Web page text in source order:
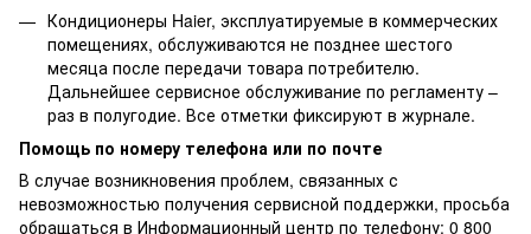
Кондиционеры Haier, эксплуатируемые в коммерческих
помещениях, обслуживаются не позднее шестого
месяца после передачи товара потребителю.
Дальнейшее сервисное обслуживание по регламенту –
раз в полугодие. Все отметки фиксируют в журнале.
Помощь по номеру телефона или по почте
В случае возникновения проблем, связанных с
невозможностью получения сервисной поддержки, просьба
обращаться в Информационный центр по телефону: 0 800